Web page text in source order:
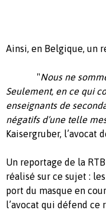
Ainsi, en Belgique, un
"Nous ne
Seulement, en ce qui
enseignants de
négatifs d’une telle
Kaisergruber, l’avocat
Un reportage de la
réalisé sur ce sujet :
port du masque en
l’avocat qui défend ce